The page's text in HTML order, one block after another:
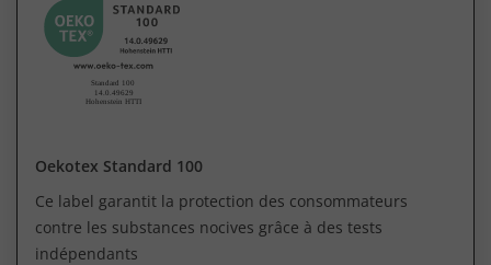
Oekotex Standard 100
Ce label garantit la protection des consommateurs
contre les substances nocives grâce à des tests
indépendants